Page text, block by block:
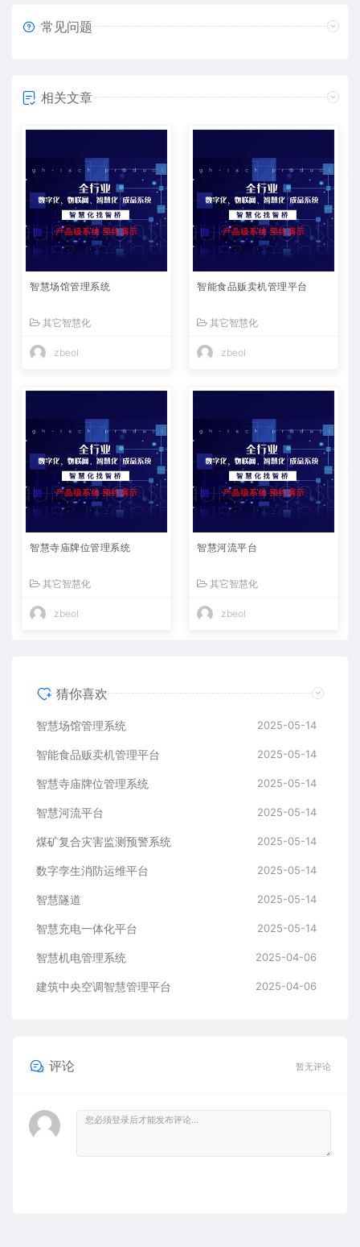
常见问题
相关文章
智慧场馆管理系统
其它智慧化
zbeol
智能食品贩卖机管理平台
其它智慧化
zbeol
智慧寺庙牌位管理系统
其它智慧化
zbeol
智慧河流平台
其它智慧化
zbeol
猜你喜欢
智慧场馆管理系统 2025-05-14
智能食品贩卖机管理平台 2025-05-14
智慧寺庙牌位管理系统 2025-05-14
智慧河流平台 2025-05-14
煤矿复合灾害监测预警系统 2025-05-14
数字孪生消防运维平台 2025-05-14
智慧隧道 2025-05-14
​​智慧充电一体化平台 2025-05-14
智慧机电管理系统 2025-04-06
建筑中央空调智慧管理平台 2025-04-06
评论 暂无评论